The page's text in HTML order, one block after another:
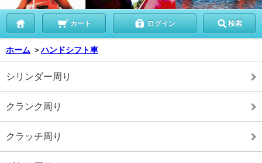
カート ログイン 検索
ホーム ＞ハンドシフト車
シリンダー周り
クランク周り
クラッチ周り